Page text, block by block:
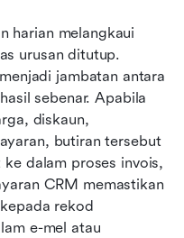
harian melangkaui
urusan ditutup.
jambatan antara
sebenar. Apabila
diskaun,
butiran tersebut
dalam proses invois,
CRM memastikan
rekod
e-mel atau